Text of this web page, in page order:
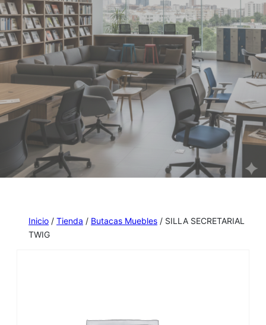
Inicio / Tienda / Butacas Muebles / SILLA SECRETARIAL
TWIG